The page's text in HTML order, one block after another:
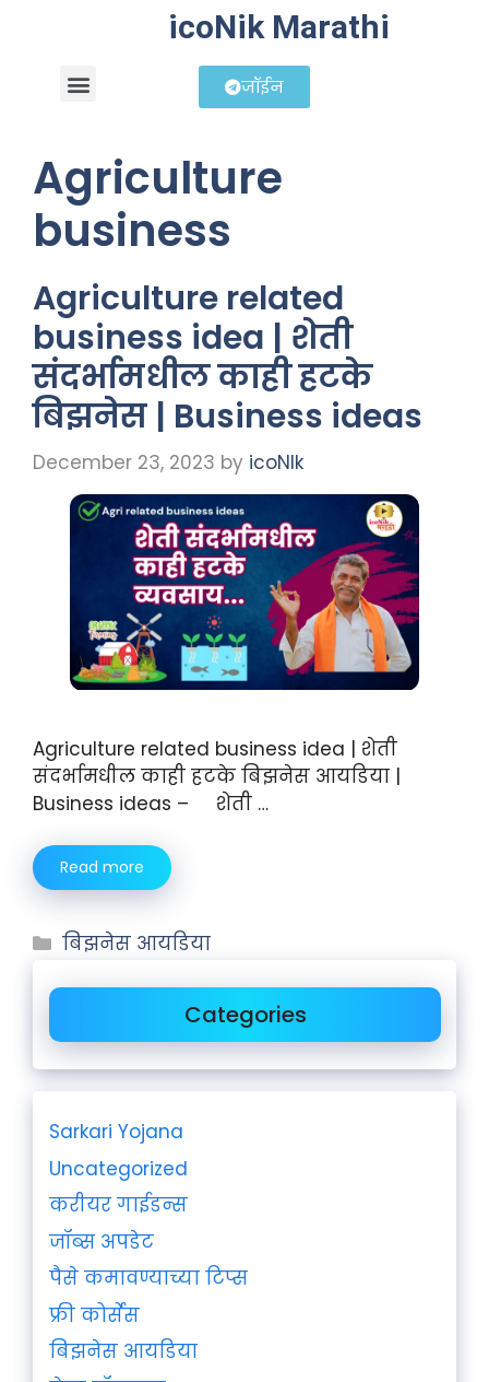
icoNik Marathi
जॉईन
Agriculture
business
Agriculture related
business idea | शेती
संदर्भामधील काही हटके
बिझनेस | Business ideas
December 23, 2023 by icoNIk
Agriculture related business idea | शेती
संदर्भामधील काही हटके बिझनेस आयडिया |
Business ideas – शेती …
Read more
बिझनेस आयडिया
Categories
Sarkari Yojana
Uncategorized
करीयर गाईडन्स
जॉब्स अपडेट
पैसे कमावण्याच्या टिप्स
फ्री कोर्सेस
बिझनेस आयडिया